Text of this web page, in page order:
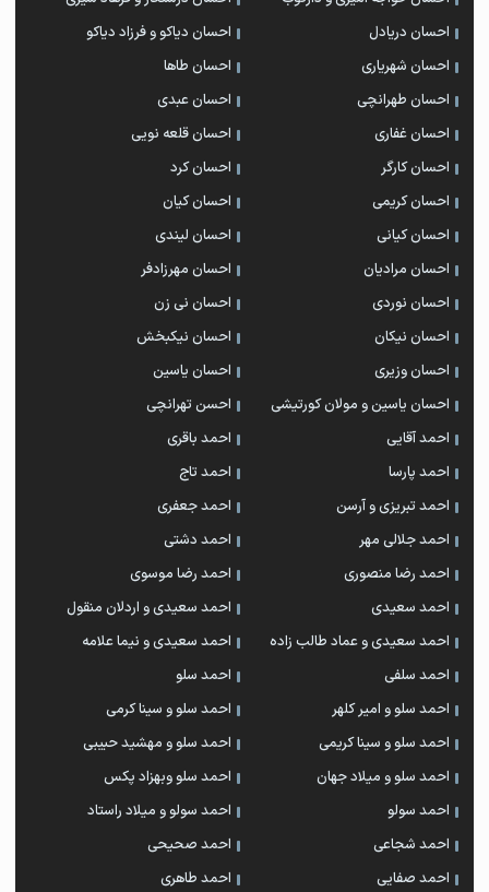
احسان دریادل
احسان دیاکو و فرزاد دیاکو
احسان شهریاری
احسان طاها
احسان طهرانچی
احسان عبدی
احسان غفاری
احسان قلعه نویی
احسان کارگر
احسان کرد
احسان کریمی
احسان کیان
احسان کیانی
احسان لیندی
احسان مرادیان
احسان مهرزادفر
احسان نوردی
احسان نی زن
احسان نیکان
احسان نیکبخش
احسان وزیری
احسان یاسین
احسان یاسین و مولان کورتیشی
احسن تهرانچی
احمد آقایی
احمد باقری
احمد پارسا
احمد تاج
احمد تبریزی و آرسن
احمد جعفری
احمد جلالی مهر
احمد دشتی
احمد رضا منصوری
احمد رضا موسوی
احمد سعیدی
احمد سعیدی و اردلان منقول
احمد سعیدی و عماد طالب زاده
احمد سعیدی و نیما علامه
احمد سلفی
احمد سلو
احمد سلو و امیر کلهر
احمد سلو و سینا کرمی
احمد سلو و سینا کریمی
احمد سلو و مهشید حبیبی
احمد سلو و میلاد جهان
احمد سلو وبهزاد پکس
احمد سولو
احمد سولو و میلاد راستاد
احمد شجاعی
احمد صحیحی
احمد صفایی
احمد طاهری